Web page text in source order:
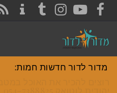
FACEBOOK
YOUTUBE
INSTAGRAM
TUMBLR
מדור לדור חדשות חמות:
רוצים להכיר את האוכל